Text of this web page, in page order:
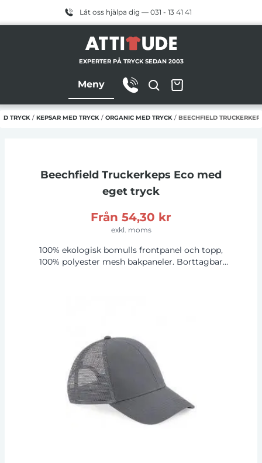
Låt oss hjälpa dig — 031 - 13 41 41
EXPERTER PÅ TRYCK SEDAN 2003
Meny
TRYCK / KEPSAR MED TRYCK / ORGANIC MED TRYCK / BEECHFIELD
Beechfield Truckerkeps Eco med
eget tryck
Från 54,30 kr
exkl. moms
100% ekologisk bomulls frontpanel och topp,
100% polyester mesh bakpaneler. Borttagbar